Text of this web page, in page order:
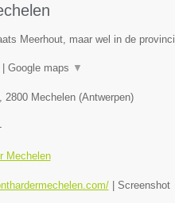
Meerhout, maar wel in de
Google maps ▼
2800 Mechelen(Antwerpen)
Mechelen
| Screenshot